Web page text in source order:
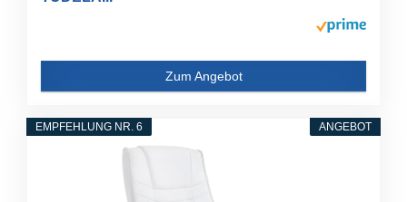
Zum Angebot
ANGEBOT
EMPFEHLUNG NR. 6